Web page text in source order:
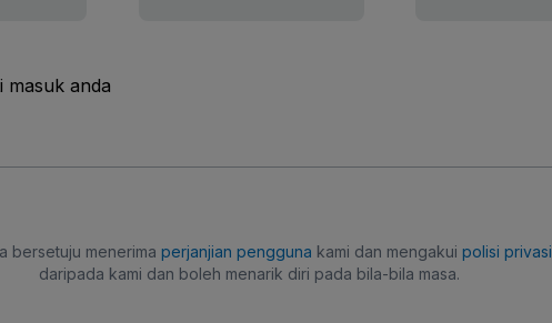
masuk anda
bersetuju menerima perjanjian pengguna kami dan mengakui polisi privasi
daripada kami dan boleh menarik diri pada bila-bila masa.